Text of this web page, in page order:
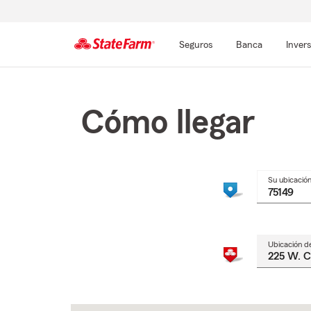
Seguros Banca
Cómo llegar
Su ubicación
Ubicación